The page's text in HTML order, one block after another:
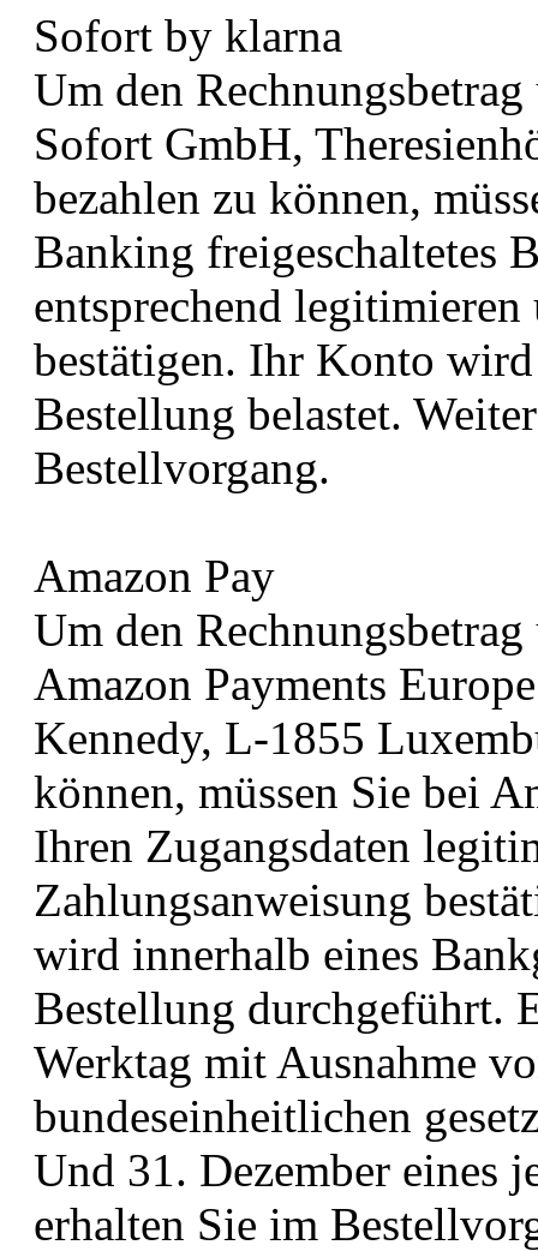
Sofort by klarna
Um den
Sofort GmbH,
bezahlen zu können,
Banking freigeschaltetes
entsprechend
bestätigen. Ihr Konto
Bestellung belastet.
Bestellvorgang.
Amazon Pay
Um den
Amazon Payments
Kennedy, L-1855
können, müssen Sie bei
Ihren Zugangsdaten
Zahlungsanweisung
wird innerhalb eines
Bestellung durchgeführt.
Werktag mit Ausnahme
bundeseinheitlichen
Und 31. Dezember eines
erhalten Sie im